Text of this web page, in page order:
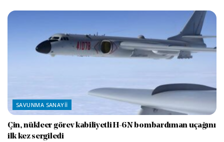
SAVUNMA SANAYII
Çin, nükleer görev kabiliyetli H-6N bombardıman uçağını
ilk kez sergiledi